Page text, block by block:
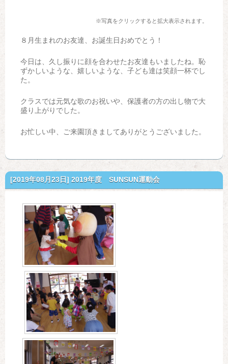
※写真をクリックすると拡大表示されます。
８月生まれのお友達、お誕生日おめでとう！
今日は、久し振りに顔を合わせたお友達もいましたね。恥
ずかしいような、嬉しいような、子ども達は笑顔一杯でし
た。
クラスでは元気な歌のお祝いや、保護者の方の出し物で大
盛り上がりでした。
お忙しい中、ご来園頂きましてありがとうございました。
[2019年08月23日] 2019年度 SUNSUN運動会